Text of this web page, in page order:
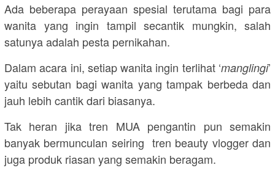
Ada beberapa perayaan spesial terutama bagi para
wanita yang ingin tampil secantik mungkin, salah
satunya adalah pesta pernikahan.
Dalam acara ini, setiap wanita ingin terlihat ‘manglingi’
yaitu sebutan bagi wanita yang tampak berbeda dan
jauh lebih cantik dari biasanya.
Tak heran jika tren MUA pengantin pun semakin
banyak bermunculan seiring tren beauty vlogger dan
juga produk riasan yang semakin beragam.